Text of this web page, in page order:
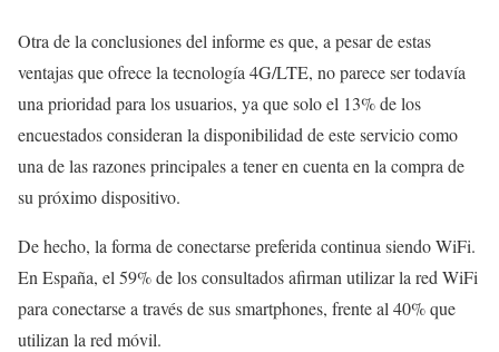
Otra de la conclusiones del informe es que, a pesar de estas
ventajas que ofrece la tecnología 4G/LTE, no parece ser todavía
una prioridad para los usuarios, ya que solo el 13% de los
encuestados consideran la disponibilidad de este servicio como
una de las razones principales a tener en cuenta en la compra de
su próximo dispositivo.
De hecho, la forma de conectarse preferida continua siendo WiFi.
En España, el 59% de los consultados afirman utilizar la red WiFi
para conectarse a través de sus smartphones, frente al 40% que
utilizan la red móvil.